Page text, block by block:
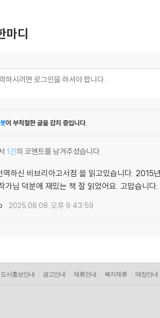
마디
이 부적절한 글을 감지 중입니다.
1건의 코멘트를 남겨주셨습니다.
역하신 비브리아고서점 을 읽고있습니다. 2015
가님 덕분에 재밌는 책 잘 읽었어요. 고맙습니다.
2025.08.08. 오후 9:43:59
도서홍보안내 광고안내 제휴안내 복지제휴 매장안내